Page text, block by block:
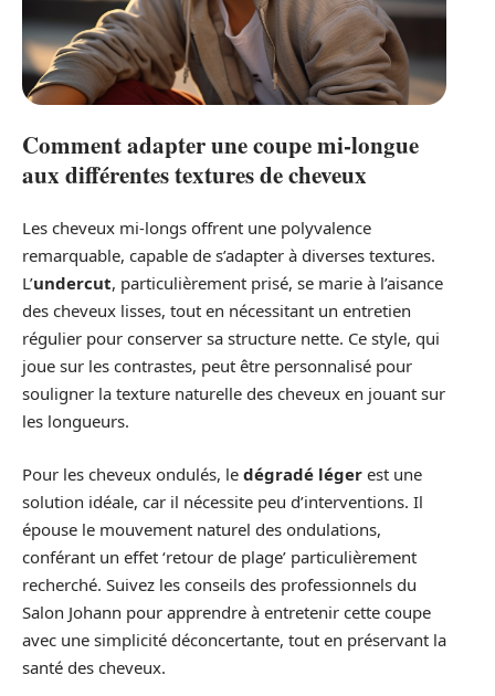
Comment adapter une coupe mi-longue
aux différentes textures de cheveux
Les cheveux mi-longs offrent une polyvalence
remarquable, capable de s’adapter à diverses textures.
L’undercut, particulièrement prisé, se marie à l’aisance
des cheveux lisses, tout en nécessitant un entretien
régulier pour conserver sa structure nette. Ce style, qui
joue sur les contrastes, peut être personnalisé pour
souligner la texture naturelle des cheveux en jouant sur
les longueurs.
Pour les cheveux ondulés, le dégradé léger est une
solution idéale, car il nécessite peu d’interventions. Il
épouse le mouvement naturel des ondulations,
conférant un effet ‘retour de plage’ particulièrement
recherché. Suivez les conseils des professionnels du
Salon Johann pour apprendre à entretenir cette coupe
avec une simplicité déconcertante, tout en préservant la
santé des cheveux.